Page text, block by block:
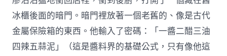
冰櫃後面的暗門。暗門裡放著一個老舊的、像是古代
金屬保險箱的東西。他輸入了密碼：「一醬二醋三油
四辣五蒜泥」（這是醬料界的基礎公式，只有像他這